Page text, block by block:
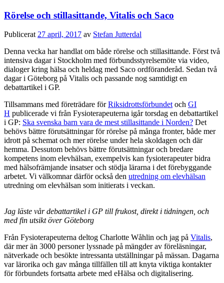
Rörelse och stillasittande, Vitalis och Saco
Publicerat 27 april, 2017 av Stefan Jutterdal
Denna vecka har handlat om både rörelse och stillasittande. Först två
intensiva dagar i Stockholm med förbundsstyrelsemöte via video,
dialoger kring hälsa och heldag med Saco ordföranderåd. Sedan två
dagar i Göteborg på Vitalis och passande nog samtidigt en
debattartikel i GP.
Tillsammans med företrädare förRiksidrottsförbundet och GI
H publicerade vi från Fysioterapeuterna igår torsdag en debattartikel
i GP: Ska svenska barn vara de mest stillasittande i Norden? Det
behövs bättre förutsättningar för rörelse på många fronter, både mer
idrott på schemat och mer rörelse under hela skoldagen och där
hemma. Dessutom behövs bättre förutsättningar och bredare
kompetens inom elevhälsan, exempelvis kan fysioterapeuter bidra
med hälsofrämjande insatser och stödja lärarna i det förebyggande
arbetet. Vi välkomnar därför också den utredning om elevhälsan
utredning om elevhälsan som initierats i veckan.
Jag läste vår debattartikel i GP till frukost, direkt i tidningen, och
med fin utsikt över Göteborg
Från Fysioterapeuterna deltog Charlotte Wåhlin och jag på Vitalis,
där mer än 3000 personer lyssnade på mängder av föreläsningar,
nätverkade och besökte intressanta utställningar på mässan. Dagarna
var lärorika och gav många tillfällen till att knyta viktiga kontakter
för förbundets fortsatta arbete med eHälsa och digitalisering.